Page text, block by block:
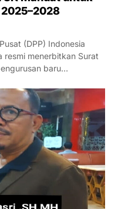
(DPP) Indonesia
resmi menerbitkan Surat
baru…